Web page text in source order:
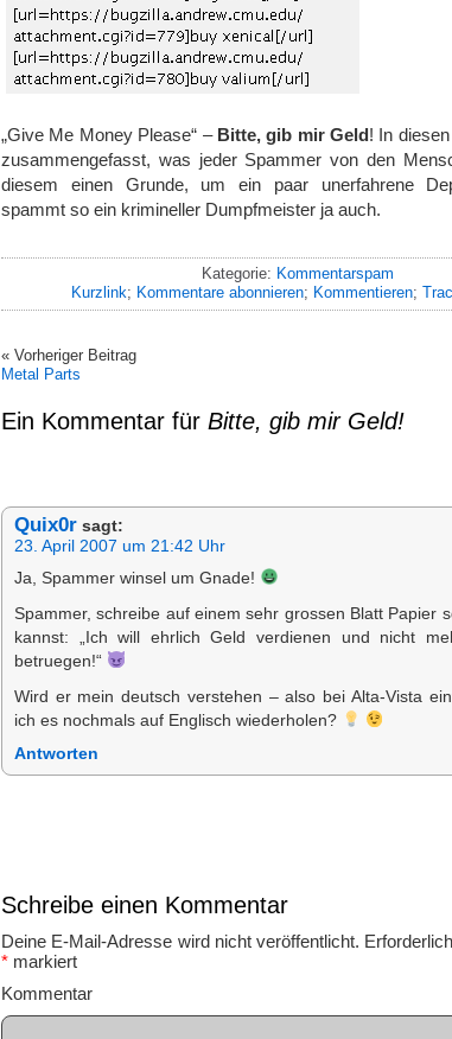
„Give Me Money Please“ – Bitte, gib mir Geld! In
zusammengefasst, was jeder Spammer von den
diesem einen Grunde, um ein paar unerfahrene
spammt so ein krimineller Dumpfmeister ja auch.
Kategorie: Kommentarspam
Kurzlink; Kommentare abonnieren; Kommentieren;
« Vorheriger Beitrag
Metal Parts
Ein Kommentar für Bitte, gib mir Geld!
Quix0r sagt:
23. April 2007 um 21:42 Uhr
Ja, Spammer winsel um Gnade!
Spammer, schreibe auf einem sehr grossen Blatt Papier
kannst: „Ich will ehrlich Geld verdienen und nicht
betruegen!“
Wird er mein deutsch verstehen – also bei Alta-Vista
ich es nochmals auf Englisch wiederholen?
Antworten
Schreibe einen Kommentar
Deine E-Mail-Adresse wird nicht veröffentlicht.
* markiert